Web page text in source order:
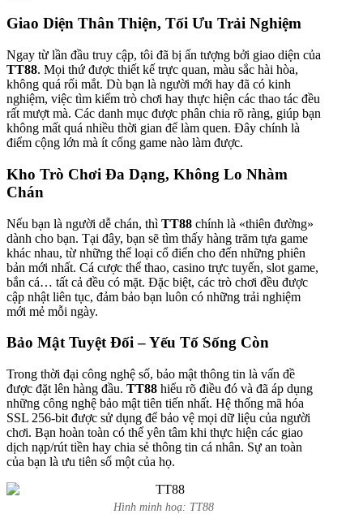
Giao Diện Thân Thiện, Tối Ưu Trải Nghiệm
Ngay từ lần đầu truy cập, tôi đã bị ấn tượng bởi giao diện của
TT88. Mọi thứ được thiết kế trực quan, màu sắc hài hòa,
không quá rối mắt. Dù bạn là người mới hay đã có kinh
nghiệm, việc tìm kiếm trò chơi hay thực hiện các thao tác đều
rất mượt mà. Các danh mục được phân chia rõ ràng, giúp bạn
không mất quá nhiều thời gian để làm quen. Đây chính là
điểm cộng lớn mà ít cổng game nào làm được.
Kho Trò Chơi Đa Dạng, Không Lo Nhàm
Chán
Nếu bạn là người dễ chán, thì TT88 chính là «thiên đường»
dành cho bạn. Tại đây, bạn sẽ tìm thấy hàng trăm tựa game
khác nhau, từ những thể loại cổ điển cho đến những phiên
bản mới nhất. Cá cược thể thao, casino trực tuyến, slot game,
bắn cá… tất cả đều có mặt. Đặc biệt, các trò chơi đều được
cập nhật liên tục, đảm bảo bạn luôn có những trải nghiệm
mới mẻ mỗi ngày.
Bảo Mật Tuyệt Đối – Yếu Tố Sống Còn
Trong thời đại công nghệ số, bảo mật thông tin là vấn đề
được đặt lên hàng đầu. TT88 hiểu rõ điều đó và đã áp dụng
những công nghệ bảo mật tiên tiến nhất. Hệ thống mã hóa
SSL 256-bit được sử dụng để bảo vệ mọi dữ liệu của người
chơi. Bạn hoàn toàn có thể yên tâm khi thực hiện các giao
dịch nạp/rút tiền hay chia sẻ thông tin cá nhân. Sự an toàn
của bạn là ưu tiên số một của họ.
Hình minh hoạ: TT88